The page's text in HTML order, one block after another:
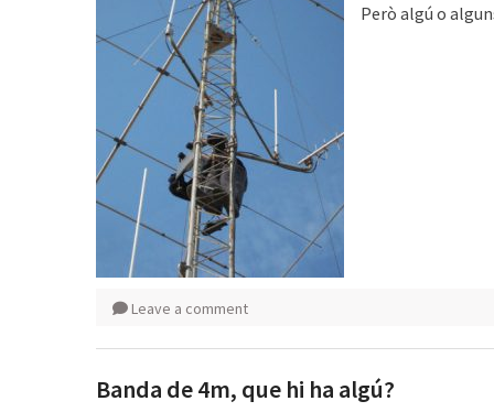
Però algú o
Leave a comment
Banda de 4m, que hi ha algú?